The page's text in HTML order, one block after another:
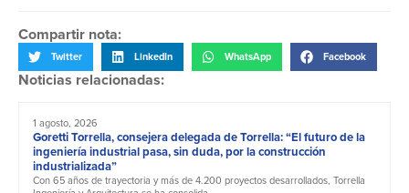
Compartir nota:
Twitter LinkedIn WhatsApp Facebook
Noticias relacionadas:
1 agosto, 2026
Goretti Torrella, consejera delegada de Torrella: “El futuro de la
ingeniería industrial pasa, sin duda, por la construcción
industrializada”
Con 65 años de trayectoria y más de 4.200 proyectos desarrollados, Torrella